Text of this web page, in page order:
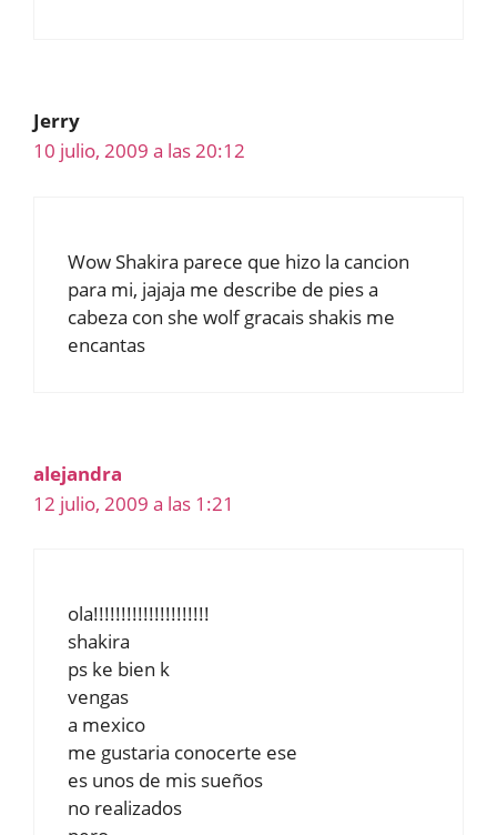
Jerry
10 julio, 2009 a las 20:12
Wow Shakira parece que hizo la cancion
para mi, jajaja me describe de pies a
cabeza con she wolf gracais shakis me
encantas
alejandra
12 julio, 2009 a las 1:21
ola!!!!!!!!!!!!!!!!!!!!!
shakira
ps ke bien k
vengas
a mexico
me gustaria conocerte ese
es unos de mis sueños
no realizados